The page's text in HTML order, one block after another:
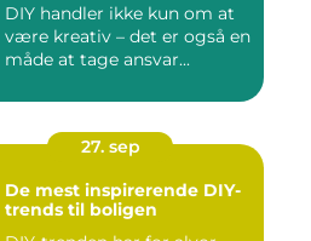
DIY handler ikke kun om at
være kreativ – det er også en
måde at tage ansvar...
27. sep
De mest inspirerende DIY-
trends til boligen